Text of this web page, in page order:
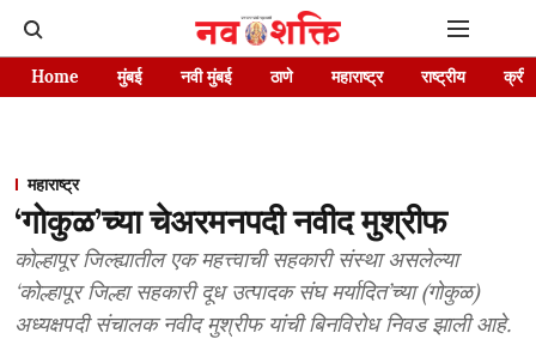
Home मुंबई नवी मुंबई ठाणे महाराष्ट्र राष्ट्रीय
महाराष्ट्र
‘गोकुळ’च्या चेअरमनपदी नवीद मुश्रीफ
कोल्हापूर जिल्ह्यातील एक महत्त्वाची सहकारी संस्था असलेल्या
‘कोल्हापूर जिल्हा सहकारी दूध उत्पादक संघ मर्यादित’च्या (गोकुळ)
अध्यक्षपदी संचालक नवीद मुश्रीफ यांची बिनविरोध निवड झाली आहे.